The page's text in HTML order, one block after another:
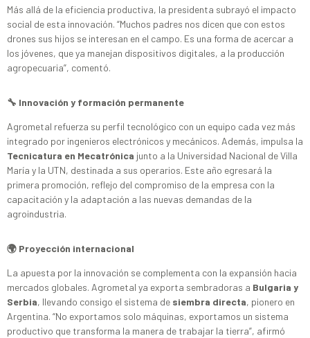
Más allá de la eficiencia productiva, la presidenta subrayó el impacto
social de esta innovación. “Muchos padres nos dicen que con estos
drones sus hijos se interesan en el campo. Es una forma de acercar a
los jóvenes, que ya manejan dispositivos digitales, a la producción
agropecuaria”, comentó.
🔧 Innovación y formación permanente
Agrometal refuerza su perfil tecnológico con un equipo cada vez más
integrado por ingenieros electrónicos y mecánicos. Además, impulsa la
Tecnicatura en Mecatrónica junto a la Universidad Nacional de Villa
María y la UTN, destinada a sus operarios. Este año egresará la
primera promoción, reflejo del compromiso de la empresa con la
capacitación y la adaptación a las nuevas demandas de la
agroindustria.
🌍 Proyección internacional
La apuesta por la innovación se complementa con la expansión hacia
mercados globales. Agrometal ya exporta sembradoras a Bulgaria y
Serbia, llevando consigo el sistema de siembra directa, pionero en
Argentina. “No exportamos solo máquinas, exportamos un sistema
productivo que transforma la manera de trabajar la tierra”, afirmó